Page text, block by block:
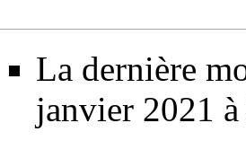
La dernière
janvier 2021